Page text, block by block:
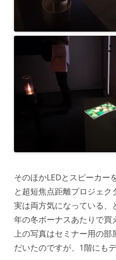
そのほかLEDとスピーカー
と超短焦点距離プロジェク
実は両方気になっている、
年の冬ボーナスあたりで買
上の写真はセミナー用の部
だいたのですが、1階にも